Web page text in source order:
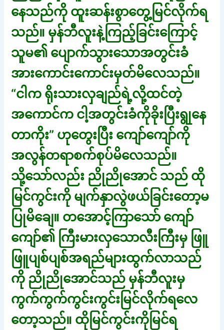
နေသည်ကို ထူးဆန်းစွာတွေ့မြင်လိုက်ရ
သည်။ မှန်ဘီလူးနဲ့ကြည့်ခြင်းကြောင့်
သူမ၏ ပျောက်သွားသောအတွင်းခံ
အားကောင်းကောင်းမှတ်မိလေသည်။
“ငါက ရိုးသားလှချည်ရဲ့လို့ထင်တဲ့
အကောင်က ငါ့အတွင်းခံကိုခိုးပြီးရွုနေ
တာကိုး” ဟုတွေးပြီး ကျော်ကျော်ကို
အလွန်တရာစက်စုပ်မိလေသည်။
သို့သော်လည်း ညိုညိုအောင် သည် ထို
မြင်ကွင်းကို မျက်နှာလွဲဖယ်ခြင်းတော့မ
ပြုမိချေ။ တအောင့်ကြာသော် ကျော်
ကျော်၏ ကြီးမားလှသောလီးကြီးမှ ဖြူ
ဖြူပျစ်ပျစ်အရည်များထွက်လာသည်
ကို ညိုညိုအောင်သည် မှန်ဘီလူးမှ
ကွက်ကွက်ကွင်းကွင်းမြင်လိုက်ရလေ
တော့သည်။ ထိုမြင်ကွင်းကိုမြင်ရ